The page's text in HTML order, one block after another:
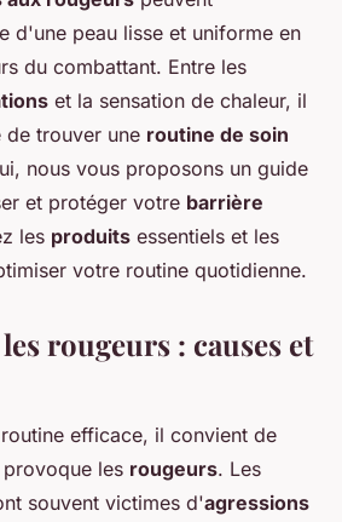
d'une peau lisse et uniforme en
du combattant. Entre les
et la sensation de chaleur, il
trouver une routine de soin
nous vous proposons un guide
et protéger votre barrière
les produits essentiels et les
votre routine quotidienne.
rougeurs : causes et
efficace, il convient de
les rougeurs. Les
souvent victimes d'agressions